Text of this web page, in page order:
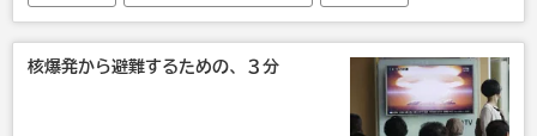
裁判所
インターネット テクノ
核爆発から避難するための、３分